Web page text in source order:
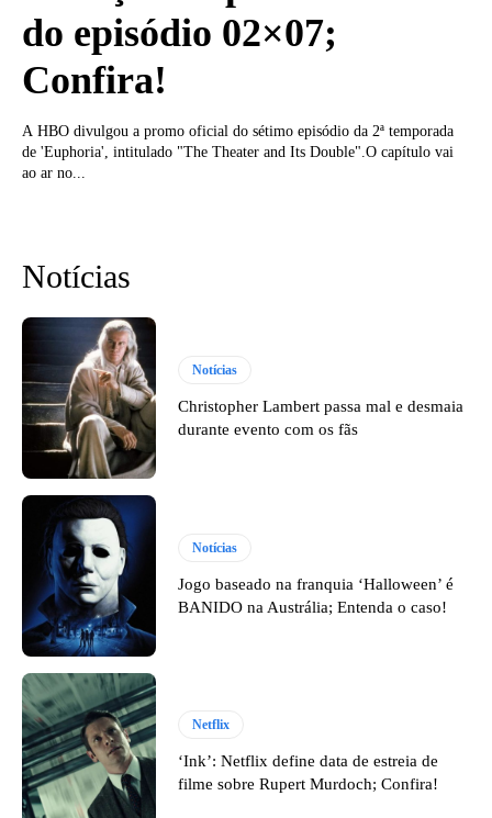
do episódio 02×07;
Confira!
A HBO divulgou a promo oficial do sétimo episódio da 2ª temporada
de 'Euphoria', intitulado "The Theater and Its Double".O capítulo vai
ao ar no...
Notícias
Notícias
Christopher Lambert passa mal e desmaia
durante evento com os fãs
Notícias
Jogo baseado na franquia ‘Halloween’ é
BANIDO na Austrália; Entenda o caso!
Netflix
‘Ink’: Netflix define data de estreia de
filme sobre Rupert Murdoch; Confira!